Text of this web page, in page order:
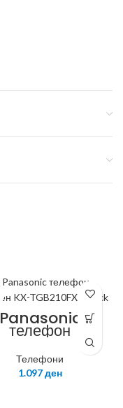
Panasonic
телефон
бежичен KX-
TGB210FXB
black
Телефони
1.097ден